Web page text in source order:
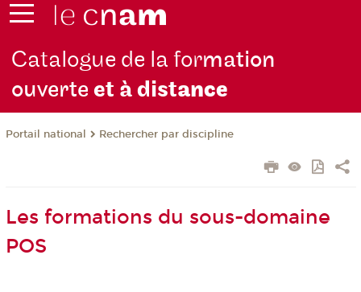
Catalogue de la formation
ouverteet à distance
Portail national Rechercher par discipline
Les formations du sous-domaine
POS